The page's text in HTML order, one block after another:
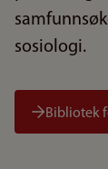
sosiologi.
Bibliotek